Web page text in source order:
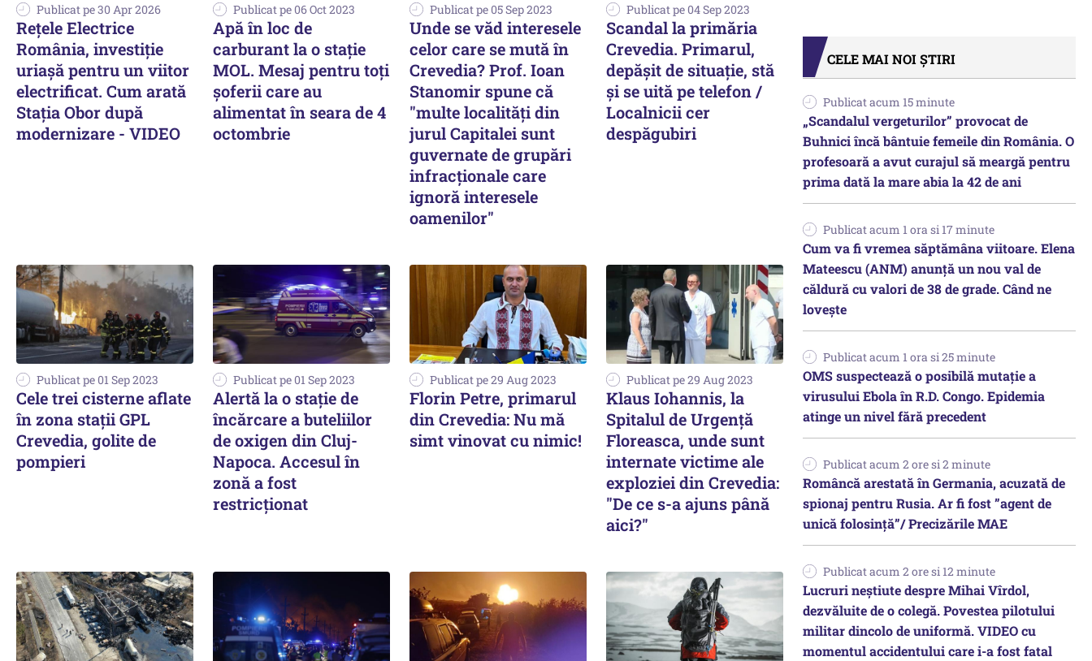
Publicat pe 30 Apr 2026
Reţele Electrice
România, investiţie
uriașă pentru un viitor
electrificat. Cum arată
Stația Obor după
modernizare - VIDEO
Publicat pe 06 Oct 2023
Apă în loc de
carburant la o stație
MOL. Mesaj pentru toți
șoferii care au
alimentat în seara de 4
octombrie
Publicat pe 05 Sep 2023
Unde se văd interesele
celor care se mută în
Crevedia? Prof. Ioan
Stanomir spune că
"multe localităţi din
jurul Capitalei sunt
guvernate de grupări
infracţionale care
ignoră interesele
oamenilor"
Publicat pe 04 Sep 2023
Scandal la primăria
Crevedia. Primarul,
depășit de situație, stă
și se uită pe telefon /
Localnicii cer
despăgubiri
Publicat pe 01 Sep 2023
Cele trei cisterne aflate
în zona staţii GPL
Crevedia, golite de
pompieri
Publicat pe 01 Sep 2023
Alertă la o stație de
încărcare a buteliilor
de oxigen din Cluj-
Napoca. Accesul în
zonă a fost
restricţionat
Publicat pe 29 Aug 2023
Florin Petre, primarul
din Crevedia: Nu mă
simt vinovat cu nimic!
Publicat pe 29 Aug 2023
Klaus Iohannis, la
Spitalul de Urgență
Floreasca, unde sunt
internate victime ale
exploziei din Crevedia:
"De ce s-a ajuns până
aici?"
CELE MAI NOI ȘTIRI
Publicat acum 15 minute
„Scandalul vergeturilor” provocat de
Buhnici încă bântuie femeile din România. O
profesoară a avut curajul să meargă pentru
prima dată la mare abia la 42 de ani
Publicat acum 1 ora si 17 minute
Cum va fi vremea săptămâna viitoare. Elena
Mateescu (ANM) anunță un nou val de
căldură cu valori de 38 de grade. Când ne
lovește
Publicat acum 1 ora si 25 minute
OMS suspectează o posibilă mutație a
virusului Ebola în R.D. Congo. Epidemia
atinge un nivel fără precedent
Publicat acum 2 ore si 2 minute
Româncă arestată în Germania, acuzată de
spionaj pentru Rusia. Ar fi fost ”agent de
unică folosință”/ Precizările MAE
Publicat acum 2 ore si 12 minute
Lucruri neștiute despre Mihai Vîrdol,
dezvăluite de o colegă. Povestea pilotului
militar dincolo de uniformă. VIDEO cu
momentul accidentului care i-a fost fatal